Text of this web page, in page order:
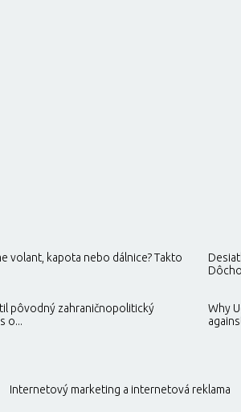
volant, kapota nebo dálnice? Takto
pôvodný zahraničnopolitický
o...
Why
Internetový marketing a internetová reklama